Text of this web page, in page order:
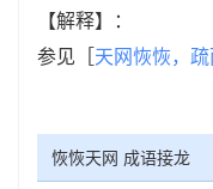
【解释】：
参见［天网恢恢，
恢恢天网 成语接龙